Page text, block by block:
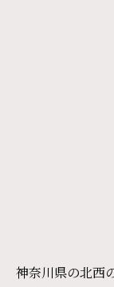
神奈川県の北西